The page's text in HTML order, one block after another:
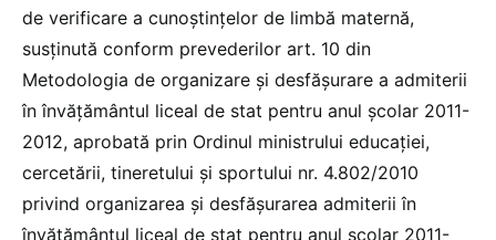
de verificare a cunoștințelor de limbă maternă,
susținută conform prevederilor art. 10 din
Metodologia de organizare și desfășurare a admiterii
în învățământul liceal de stat pentru anul școlar 2011-
2012, aprobată prin Ordinul ministrului educației,
cercetării, tineretului și sportului nr. 4.802/2010
privind organizarea și desfășurarea admiterii în
învățământul liceal de stat pentru anul școlar 2011-